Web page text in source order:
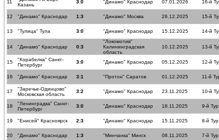
11
Казань
3:0 "Динамо" Краснодар 07.01.2026 16-й
12 "Динамо" Краснодар 1:3 "Динамо" Москва 26.12.2025 15-й
13 "Тулица" Тула 3:0 "Динамо" Краснодар 15.12.2025 14-й
14 "Динамо" Краснодар 0:3
"Локомотив"
Калининградская
область
10.12.2025 13-й
15
"Корабелка" Санкт-
Петербург
3:0 "Динамо" Краснодар 05.12.2025 12-й
16 "Динамо" Краснодар 3:1 "Протон" Саратов 01.12.2025 11-й
17
"Заречье-Одинцово"
Московская область
3:2 "Динамо" Краснодар 23.11.2025 10-й
18
"Ленинградка" Санкт-
Петербург
3:0 "Динамо" Краснодар 18.11.2025 9-й Тур
19 "Енисей" Красноярск 2:3 "Динамо" Краснодар 15.11.2025 8-й Тур
20 "Динамо" Краснодар 1:3 "Минчанка" Минск 08.11.2025 7-й Тур